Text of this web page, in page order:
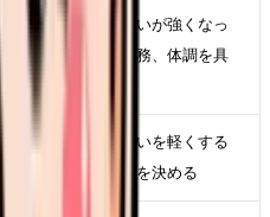
通らなくて辞めたいが強くなっ
時間帯、相手、業務、体調を具
通らなくて辞めたいを軽くする
け変えられる条件を決める